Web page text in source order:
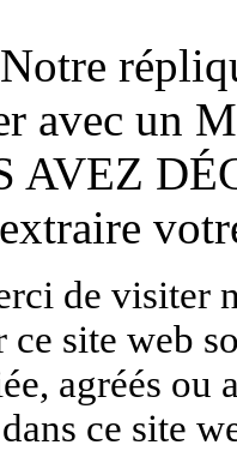
Notre
avec un
AVEZ
de visiter
site web
agréés
ce site